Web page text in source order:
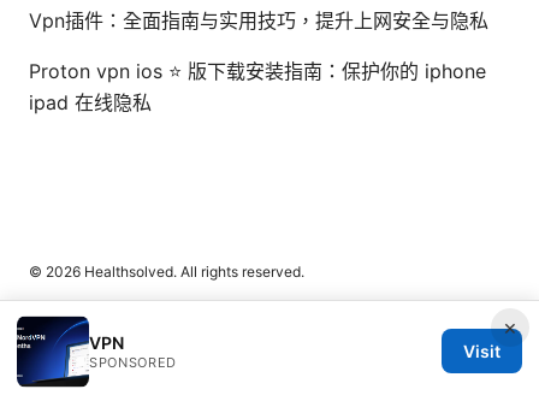
Vpn插件：全面指南与实用技巧，提升上网安全与隐私
Proton vpn ios ⭐ 版下载安装指南：保护你的 iphone
ipad 在线隐私
×
VPN
SPONSORED
Visit
© 2026 Healthsolved. All rights reserved.